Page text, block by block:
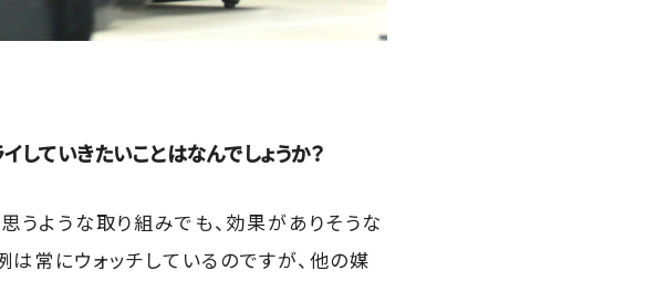
ていきたいことはなんでしょうか？
うような取り組みでも、効果がありそうな
常にウォッチしているのですが、他の媒